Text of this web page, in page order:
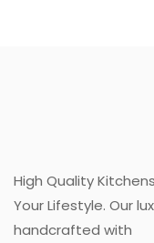
High Quality
Your Lifestyle. Our
handcrafted with